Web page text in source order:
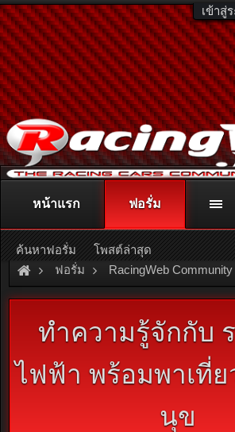
เข้าสู่
ติดต่อลงโฆษณา racingweb@gmail.comหรื
หรืออ่านรายละเอียดเพิ่มเติม
ฟอรั่ม RacingWeb Community
Racing Forum (Cars Forum)
ทำความรู้จักกับ
ไฟฟ้า พร้อมพาเที่
นุข
หน้าแรก ฟอรั่ม
ค้นหาฟอรั่ม โพสต์ล่าสุด